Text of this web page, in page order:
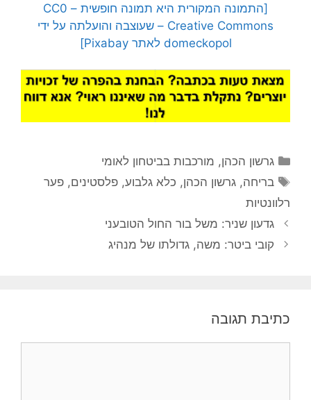
[התמונה המקורית היא תמונה חופשית – CC0
Creative Commons – שעוצבה והועלתה על ידי
domeckopol לאתר Pixabay]
קטגוריות
גרשון הכהן, מורכבות בביטחון לאומי
תגיות
בריחה,גרשון הכהן, כלא גלבוע,פלסטינים,פער
רלוונטיות
גדעון שניר: משל בור החול הטובעני
קובי ביטר: משה, גדולתו של מנהיג
כתיבת תגובה